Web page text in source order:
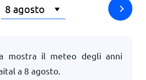
mostra il meteo degli anni
a 8 agosto.